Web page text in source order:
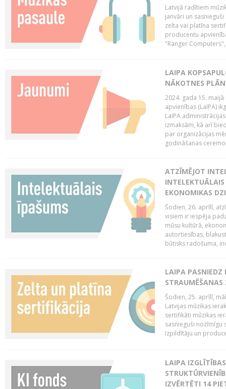
Latvijā radītiem
janvāri un
zelta vai platīna
producentu
"Ranger
LAIPA
NĀKOTNES
2024. gada 15.
apvienības (LaIPA)
LaIPA
izmaksām, kā arī
par organizācijas
godināšanas
ATZĪMĒJOT
EKONOMIKAS
Šodien, 26. aprīlī,
visiem ir iespēja
mūsu kultūrā,
autortiesības,
būtisks radošuma,
LAIPA PASNIEDZ
Šodien, 25. aprīlī,
Latvijas mūzikas
sertifikāti mūzikas
sasnieguši nozīmīgu
Izpildītāju un
LAIPA
IZVĒRTĒTI 14